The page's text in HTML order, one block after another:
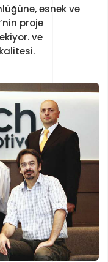
esnek ve
proje
ve